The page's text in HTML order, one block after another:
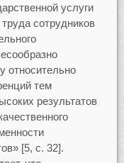
услуги
сотрудников
относительно
тем
результатов
[5, c. 32].